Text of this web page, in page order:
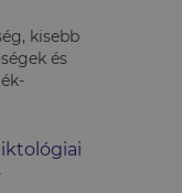
kisebb
és